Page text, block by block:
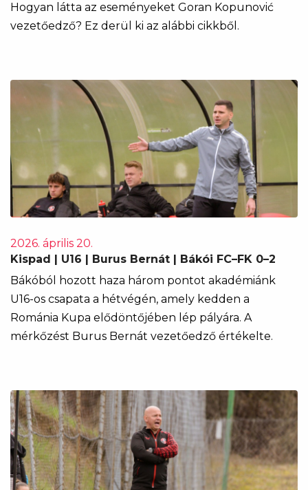
Hogyan látta az eseményeket Goran Kopunović
vezetőedző? Ez derül ki az alábbi cikkből.
2026. április 20.
Kispad | U16 | Burus Bernát | Bákói FC–FK 0–2
Bákóból hozott haza három pontot akadémiánk
U16-os csapata a hétvégén, amely kedden a
Románia Kupa elődöntőjében lép pályára. A
mérkőzést Burus Bernát vezetőedző értékelte.